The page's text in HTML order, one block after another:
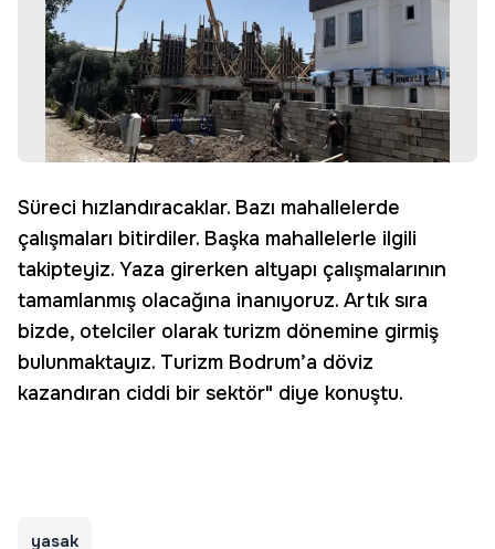
Süreci hızlandıracaklar. Bazı mahallelerde
çalışmaları bitirdiler. Başka mahallelerle ilgili
takipteyiz. Yaza girerken altyapı çalışmalarının
tamamlanmış olacağına inanıyoruz. Artık sıra
bizde, otelciler olarak turizm dönemine girmiş
bulunmaktayız. Turizm Bodrum’a döviz
kazandıran ciddi bir sektör" diye konuştu.
yasak